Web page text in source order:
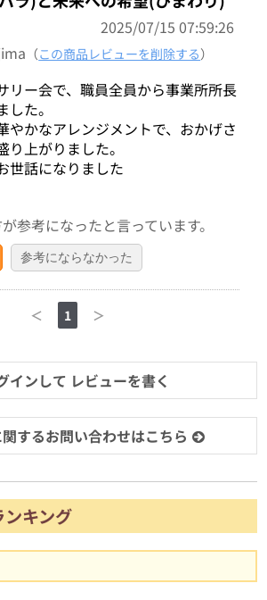
2025/07/15 07:59:26
（この商品レビューを削除する）
リー会で、職員全員から事業所所長
た。
やかなアレンジメントで、おかげさ
り上がりました。
世話になりました
参考になったと言っています。
参考にならなかった
＜ 1 ＞
インして レビューを書く
するお問い合わせはこちら
キング